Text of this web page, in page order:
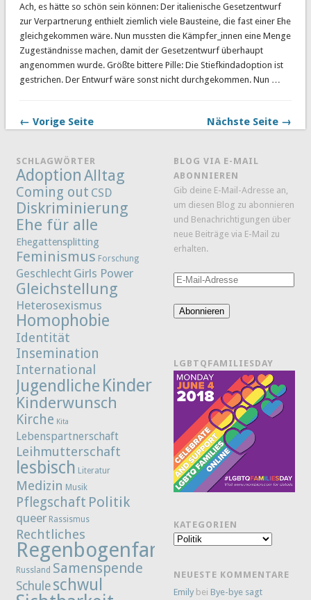
Ach, es hätte so schön sein können: Der italienische Gesetzentwurf
zur Verpartnerung enthielt ziemlich viele Bausteine, die fast einer Ehe
gleichgekommen wäre. Nun mussten die Kämpfer_innen eine Menge
Zugeständnisse machen, damit der Gesetzentwurf überhaupt
angenommen wurde. Größte bittere Pille: Die Stiefkindadoption ist
gestrichen. Der Entwurf wäre sonst nicht durchgekommen. Nun …
← Vorige Seite Nächste Seite →
SCHLAGWÖRTER
AdoptionAlltag
Coming out CSD
Diskriminierung
Ehe für alle
Ehegattensplitting
Feminismus Forschung
Geschlecht Girls Power
Gleichstellung
Heterosexismus
Homophobie
Identität
Insemination
International
Jugendliche Kinder
Kinderwunsch
Kirche Kita
Lebenspartnerschaft
Leihmutterschaft
lesbisch Literatur
Medizin Musik
Pflegschaft Politik
queer Rassismus
Rechtliches
Regenbogenfamilie
Russland Samenspende
Schule schwul
BLOG VIA E-MAIL
ABONNIEREN
Gib deine E-Mail-Adresse an,
um diesen Blog zu abonnieren
und Benachrichtigungen über
neue Beiträge via E-Mail zu
erhalten.
E-
Adresse
Abonnieren
LGBTQFAMILIESDAY
KATEGORIEN
Kategorien
NEUESTE KOMMENTARE
Emily bei Bye-bye sagt